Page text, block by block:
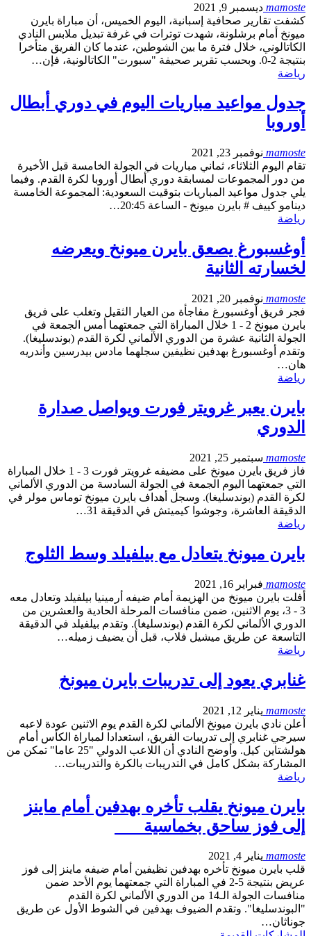
mamoste ديسمبر 9, 2021
كشفت تقارير صحافية إسبانية، اليوم الخميس، أن مباراة بايرن
ميونخ أمام برشلونة، شهدت توترات في غرفة تبديل ملابس النادي
الكاتالوني، خلال فترة ما بين الشوطين، عندما كان الفريق متأخرا
بنتيجة 2-0. وبحسب تقرير صحيفة "سبورت" الكاتالونية، فإن…
رياضة
جدول مواعيد مباريات اليوم في دوري أبطال
أوروبا
mamoste نوفمبر 23, 2021
تقام اليوم الثلاثاء، ثماني مباريات في الجولة الخامسة قبل الأخيرة
من دور المجموعات لمسابقة دوري أبطال أوروبا لكرة القدم. وفيما
يلي جدول مواعيد المباريات بتوقيت السعودية: المجموعة الخامسة
دينامو كييف # بايرن ميونخ - الساعة 20:45…
رياضة
أوغسبورغ يصعق بايرن ميونخ ويعرضه
لخسارته الثانية
mamoste نوفمبر 20, 2021
فجر فريق أوغسبورغ مفاجأة من العيار الثقيل وتغلب على فريق
بايرن ميونخ 2 - 1 خلال المباراة التي جمعتهما أمس الجمعة في
الجولة الثانية عشرة من الدوري الألماني لكرة القدم (بوندسليغا).
وتقدم أوغسبورغ بهدفين نظيفين سجلهما مادس بيدرسين وأندريه
هان…
رياضة
بايرن يعبر غرويتر فورت ويواصل صدارة
الدوري
mamoste سبتمبر 25, 2021
فاز فريق بايرن ميونخ على مضيفه غرويتر فورت 3 - 1 خلال المباراة
التي جمعتهما اليوم الجمعة في الجولة السادسة من الدوري الألماني
لكرة القدم (بوندسليغا). وسجل أهداف بايرن ميونخ توماس مولر في
الدقيقة العاشرة، وجوشوا كيميتش في الدقيقة 31…
رياضة
بايرن ميونخ يتعادل مع بيلفيلد وسط الثلوج
mamoste فبراير 16, 2021
أفلت بايرن ميونخ من الهزيمة أمام ضيفه أرمينيا بيلفيلد وتعادل معه
3 - 3، يوم الاثنين، ضمن منافسات المرحلة الحادية والعشرين من
الدوري الألماني لكرة القدم (بوندسليغا). وتقدم بيلفيلد في الدقيقة
التاسعة عن طريق ميشيل فلاب، قبل أن يضيف زميله…
رياضة
غنابري يعود إلى تدريبات بايرن ميونخ
mamoste يناير 12, 2021
أعلن نادي بايرن ميونخ الألماني لكرة القدم يوم الاثنين عودة لاعبه
سيرجي غنابري إلى تدريبات الفريق، استعدادا لمباراة الكأس أمام
هولشتاين كيل. وأوضح النادي أن اللاعب الدولي "25 عاما" تمكن من
المشاركة بشكل كامل في التدريبات بالكرة والتدريبات…
رياضة
بايرن ميونخ يقلب تأخره بهدفين أمام ماينز
إلى فوز ساحق بخماسية
mamoste يناير 4, 2021
قلب بايرن ميونخ تأخره بهدفين نظيفين أمام ضيفه ماينز إلى فوز
عريض بنتيجة 5-2 في المباراة التي جمعتهما يوم الأحد ضمن
منافسات الجولة الـ14 من الدوري الألماني لكرة القدم
"البوندسليغا". وتقدم الضيوف بهدفين في الشوط الأول عن طريق
جوناثان…